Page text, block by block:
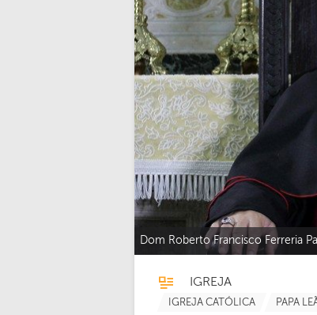
Dom Roberto Francisco Ferreria
IGREJA
IGREJA CATÓLICA PAPA